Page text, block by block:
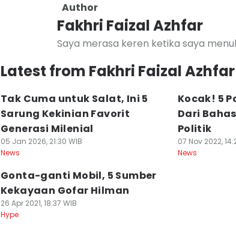
Author
Fakhri Faizal Azhfar
Saya merasa keren ketika saya
Latest from Fakhri Faizal Azhfar
Tak Cuma untuk Salat, Ini 5
Sarung Kekinian Favorit
Generasi Milenial
05 Jan 2026, 21:30 WIB
News
Kocak! 5
Dari
Politik
07 Nov 2022,
News
Gonta-ganti Mobil, 5 Sumber
Kekayaan Gofar Hilman
26 Apr 2021, 18:37 WIB
Hype